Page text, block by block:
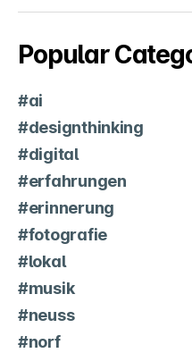
Popular
#ai
#designthinking
#digital
#erfahrungen
#erinnerung
#fotografie
#lokal
#musik
#neuss
#norf